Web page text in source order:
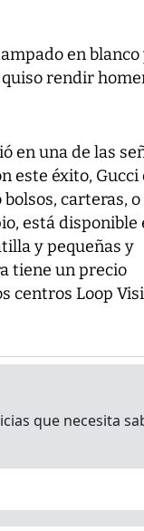
en blanco
rendir
en una de las
este éxito, Gucci
carteras, o
está disponible
y pequeñas y
tiene un precio
centros Loop